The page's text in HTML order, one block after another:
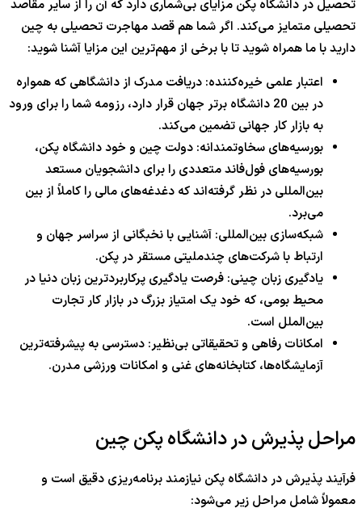
تحصیل در دانشگاه پکن مزایای بی‌شماری دارد که آن را از سایر مقاصد
تحصیلی متمایز می‌کند. اگر شما هم قصد مهاجرت تحصیلی به چین
دارید با ما همراه شوید تا با برخی از مهم‌ترین این مزایا آشنا شوید:
اعتبار علمی خیره‌کننده: دریافت مدرک از دانشگاهی که همواره
در بین 20 دانشگاه برتر جهان قرار دارد، رزومه شما را برای ورود
به بازار کار جهانی تضمین می‌کند.
بورسیه‌های سخاوتمندانه: دولت چین و خود دانشگاه پکن،
بورسیه‌های فول‌فاند متعددی را برای دانشجویان مستعد
بین‌المللی در نظر گرفته‌اند که دغدغه‌های مالی را کاملاً از بین
می‌برد.
شبکه‌سازی بین‌المللی: آشنایی با نخبگانی از سراسر جهان و
ارتباط با شرکت‌های چندملیتی مستقر در پکن.
یادگیری زبان چینی: فرصت یادگیری پرکاربردترین زبان دنیا در
محیط بومی، که خود یک امتیاز بزرگ در بازار کار تجارت
بین‌الملل است.
امکانات رفاهی و تحقیقاتی بی‌نظیر: دسترسی به پیشرفته‌ترین
آزمایشگاه‌ها، کتابخانه‌های غنی و امکانات ورزشی مدرن.
مراحل پذیرش در دانشگاه پکن چین
فرآیند پذیرش در دانشگاه پکن نیازمند برنامه‌ریزی دقیق است و
معمولاً شامل مراحل زیر می‌شود: